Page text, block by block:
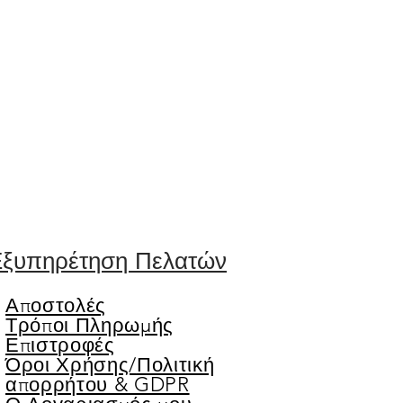
Πελατών
Αποστολές
Τρόποι Πληρωμής
Επιστροφές
Όροι Χρήσης/Πολιτική
απορρήτου & GDPR